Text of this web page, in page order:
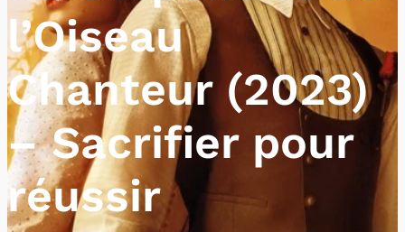
l’Oiseau
Chanteur (2023)
– Sacrifier pour
réussir